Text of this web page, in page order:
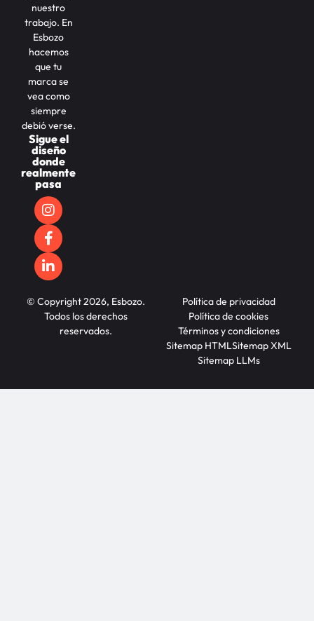
nuestro
trabajo. En
Esbozo
hacemos
que tu
marca se
vea como
siempre
debió verse.
Sigue el
diseño
donde
realmente
pasa
© Copyright 2026, Esbozo.
Todos los derechos
reservados.
Política de privacidad
Política de cookies
Términos y condiciones
Sitemap HTMLSitemap XML
Sitemap LLMs